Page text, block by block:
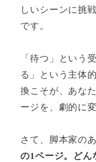
しいシーンに挑
です。
「待つ」という
る」という主体
換こそが、あな
ージを、劇的に
さて、脚本家の
の1ページ。どん